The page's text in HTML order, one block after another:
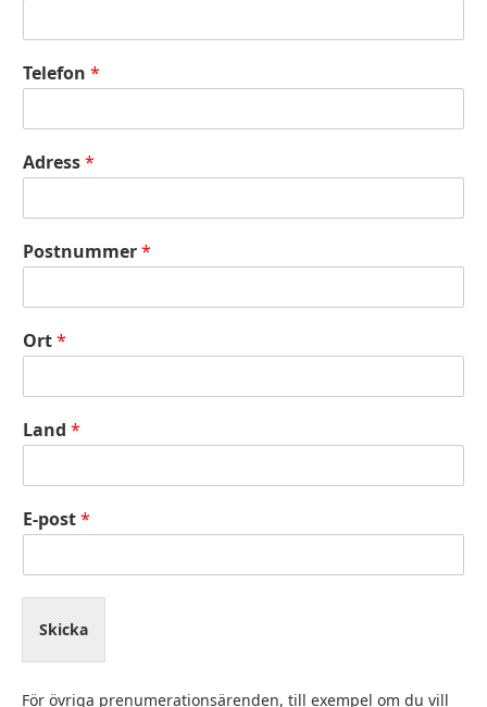
Telefon *
Adress*
Postnummer*
Ort*
Land *
E-post*
Skicka
För övriga prenumerationsärenden, till exempel om du vill